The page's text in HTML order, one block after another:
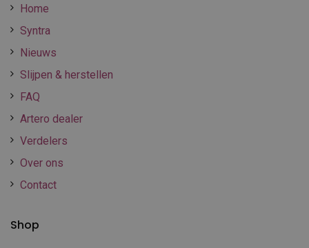
Home
Syntra
Nieuws
Slijpen & herstellen
FAQ
Artero dealer
Verdelers
Over ons
Contact
Shop